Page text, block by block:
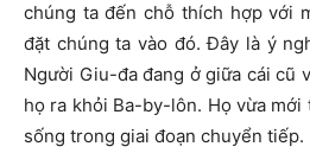
chúng ta đến chỗ thích hợp với
đặt chúng ta vào đó. Đây là ý
Người Giu-đa đang ở giữa cái cũ
họ ra khỏi Ba-by-lôn. Họ vừa
sống trong giai đoạn chuyển tiếp.